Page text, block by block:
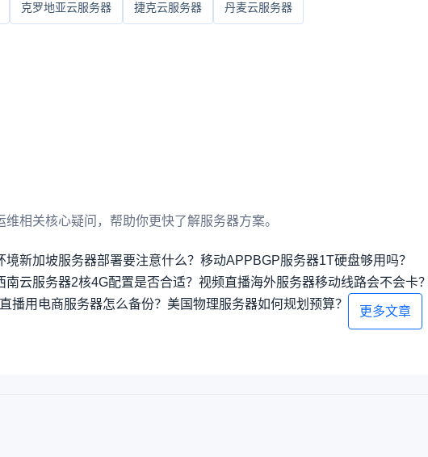
克罗地亚云服务器 捷克云服务器 丹麦云服务器
相关核心疑问，帮助你更快了解服务器方案。
境新加坡服务器部署要注意什么？ 移动APPBGP服务器1T硬盘够用吗？
南云服务器2核4G配置是否合适？ 视频直播海外服务器移动线路会不会卡？
播用电商服务器怎么备份？ 美国物理服务器如何规划预算？
更多文章